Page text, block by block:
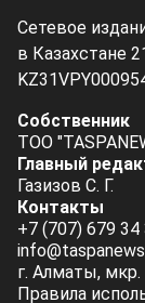
Сетевое
в Казахстане
Собственник
ТОО
Главный
Газизов С. Г.
Контакты
+7 (707) 679 34
г. Алматы,
Правила